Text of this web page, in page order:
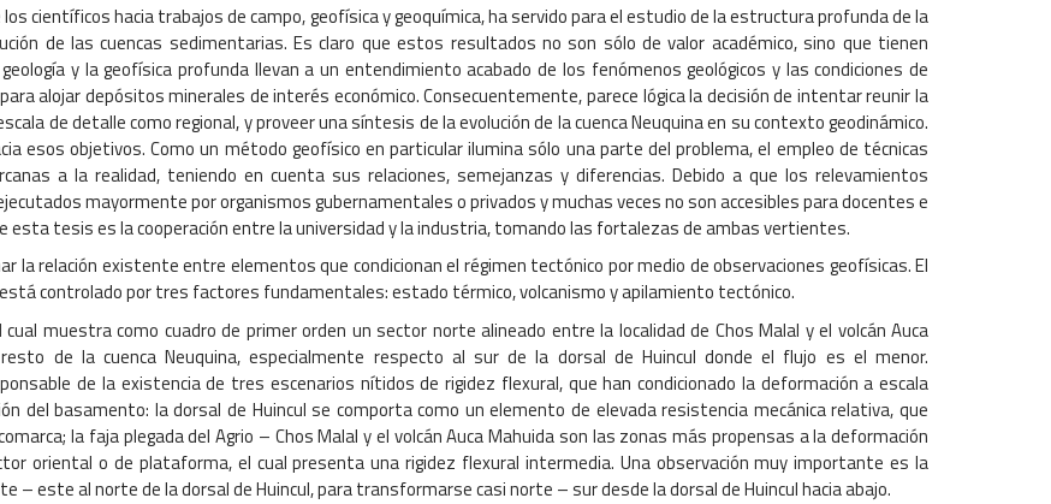
científicos hacia trabajos de campo, geofísica y geoquímica, ha servido para el estudio de la estructura profunda de la
de las cuencas sedimentarias. Es claro que estos resultados no son sólo de valor académico, sino que tienen
y la geofísica profunda llevan a un entendimiento acabado de los fenómenos geológicos y las condiciones de
alojar depósitos minerales de interés económico. Consecuentemente, parece lógica la decisión de intentar reunir la
de detalle como regional, y proveer una síntesis de la evolución de la cuenca Neuquina en su contexto geodinámico.
esos objetivos. Como un método geofísico en particular ilumina sólo una parte del problema, el empleo de técnicas
a la realidad, teniendo en cuenta sus relaciones, semejanzas y diferencias. Debido a que los relevamientos
mayormente por organismos gubernamentales o privados y muchas veces no son accesibles para docentes e
esta tesis es la cooperación entre la universidad y la industria, tomando las fortalezas de ambas vertientes.
relación existente entre elementos que condicionan el régimen tectónico por medio de observaciones geofísicas. El
controlado por tres factores fundamentales: estado térmico, volcanismo y apilamiento tectónico.
muestra como cuadro de primer orden un sector norte alineado entre la localidad de Chos Malal y el volcán Auca
de la cuenca Neuquina, especialmente respecto al sur de la dorsal de Huincul donde el flujo es el menor.
de la existencia de tres escenarios nítidos de rigidez flexural, que han condicionado la deformación a escala
del basamento: la dorsal de Huincul se comporta como un elemento de elevada resistencia mecánica relativa, que
la faja plegada del Agrio – Chos Malal y el volcán Auca Mahuida son las zonas más propensas a la deformación
oriental o de plataforma, el cual presenta una rigidez flexural intermedia. Una observación muy importante es la
– este al norte de la dorsal de Huincul, para transformarse casi norte – sur desde la dorsal de Huincul hacia abajo.